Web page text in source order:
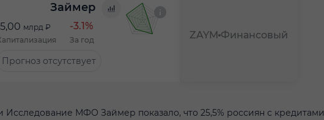
Займер
млрд ₽ -3.1%
За год
Прогноз отсутствует
ZAYM Финансовый
МФО Займер показало, что 25,5% россиян с кредитами